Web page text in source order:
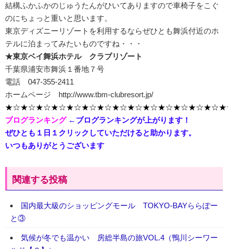
結構ふかふかのじゅうたんがひいてありますので車椅子をこぐ
のにちょっと重いと思います。
東京ディズニーリゾートを利用するならぜひとも舞浜付近のホ
テルに泊まってみたいものですね・・・
★東京ベイ舞浜ホテル クラブリゾート
千葉県浦安市舞浜１番地７号
電話 047-355-2411
ホームページ http://www.tbm-clubresort.jp/
ブログランキング ←ブログランキングが上がります！
ぜひとも１日１クリックしていただけると助かります。
いつもありがとうございます
関連する投稿
国内最大級のショッピングモール TOKYO-BAYららぽー
と③
気候が冬でも温かい 房総半島の旅VOL.4（鴨川シーワー